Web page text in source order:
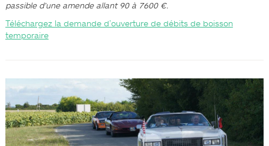
passible d’une amende allant 90 à 7600 €.
Téléchargez la demande d’ouverture de débits de boisson
temporaire